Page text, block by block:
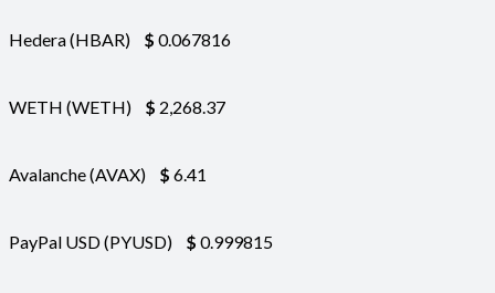
Hedera (HBAR) $ 0.067816
WETH (WETH) $ 2,268.37
Avalanche (AVAX) $ 6.41
PayPal USD (PYUSD) $ 0.999815